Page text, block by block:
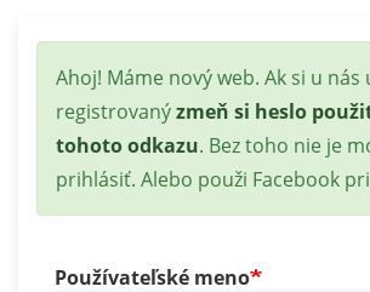
Stavová
správa
Ahoj! Máme nový web. Ak si u nás
registrovanýzmeň si heslo
tohoto odkazu. Bez toho nie je
prihlásiť. Alebo použi Facebook
Používateľské meno